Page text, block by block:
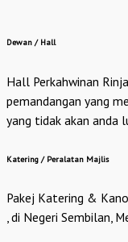
Dewan / Hall
Hall Perkahwinan
pemandangan yang
yang tidak akan anda
Katering / Peralatan Majlis
Pakej Katering &
, di Negeri Sembilan,